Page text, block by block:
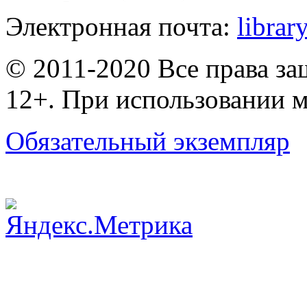
Электронная почта:
© 2011-2020 Все права
12+. При использовании
Обязательный экземпляр